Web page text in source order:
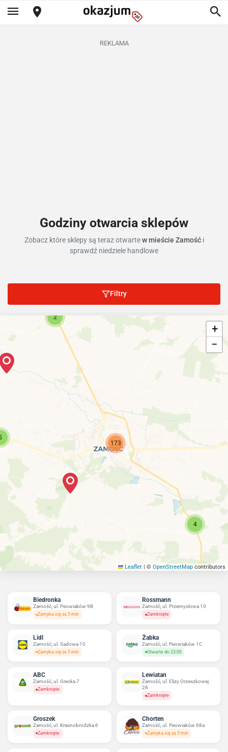
REKLAMA
Godziny otwarcia sklepów
Zobacz które sklepy są teraz otwartew mieście Zamość i
sprawdź niedziele handlowe
Filtry
4
2
173
+
−
Leaflet | © OpenStreetMap contributors
Biedronka
Zamość, ul. Peowiaków 9B
Zamyka się za 5 min
Rossmann
Zamość, ul. Przemysłowa 10
Zamknięte
Lidl
Zamość, ul. Sadowa 10
Zamyka się za 5 min
Żabka
Zamość, ul. Peowiaków 1C
Otwarte do 23:00
ABC
Zamość, ul. Grecka 7
Zamknięte
Lewiatan
Zamość, ul. Elizy Orzeszkowej
28
Zamknięte
Groszek
Zamość, ul. Krasnobrodzka 6
Zamknięte
Chorten
Zamość, ul. Peowiaków 68a
Zamyka się za 5 min